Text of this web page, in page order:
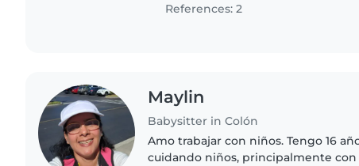
References: 2
Maylin
Babysitter in Colón
Amo trabajar con niños. Tengo 16
cuidando niños, principalmente